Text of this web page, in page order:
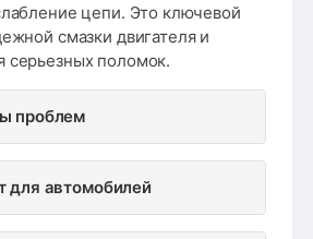
цепи. Это ключевой
смазки двигателя и
серьезных поломок.
проблем
для автомобилей